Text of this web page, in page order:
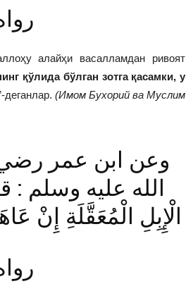
алайҳи васалламдан ривоят
қўлида бўлган зотга қасамки, у
деганлар. (Имом Бухорий ва Муслим
الله عليه وسلم
الْإِبِلِ الْمُعَقَّلَةِ إِنْ